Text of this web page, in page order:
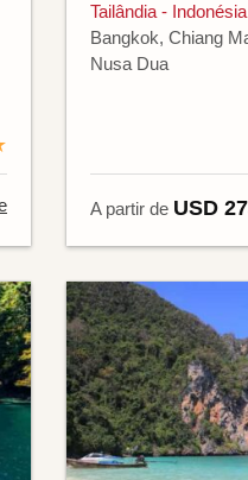
Tailândia - Indonésia
Bangkok, Chiang
Nusa Dua
A partir de USD